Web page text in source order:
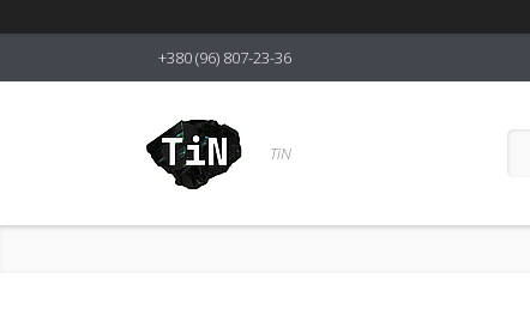
+380 (96) 807-23-36
TiN